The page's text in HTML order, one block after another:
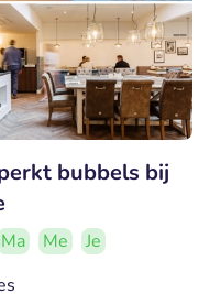
bubbels bij
Ma Me
Je